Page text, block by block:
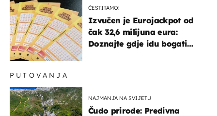
ČESTITAMO!
Izvučen je Eurojackpot od
čak 32,6 milijuna eura:
Doznajte gdje idu bogati
PUTOVANJA
NAJMANJA NA SVIJETU
Čudo prirode: Predivna